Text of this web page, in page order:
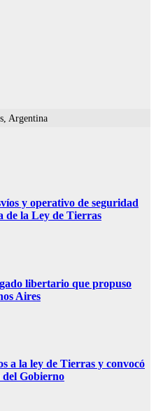
Argentina
y operativo de seguridad
de la Ley de Tierras
libertario que propuso
Aires
a la ley de Tierras y convocó
del Gobierno